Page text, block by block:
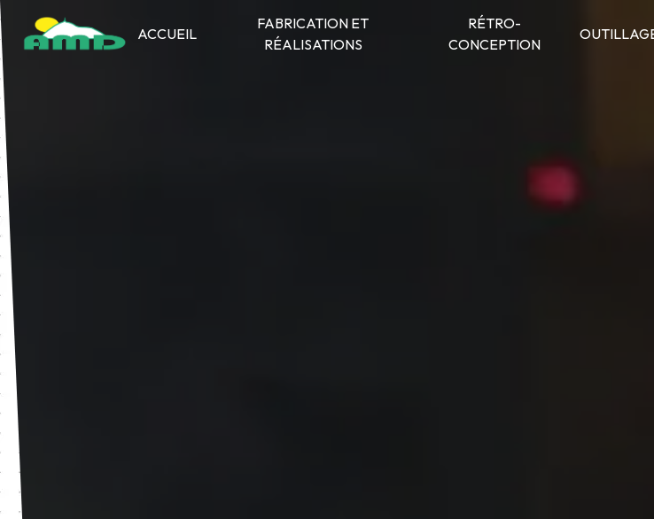
ACCUEIL
FABRICATION ET
RÉALISATIONS
RÉTRO-
CONCEPTION
Panneau de gestion des cookies